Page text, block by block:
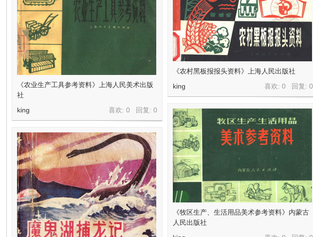
《农村黑板报报头资料》上海人民出版社
喜欢: 0 回复:0
king
《农业生产工具参考资料》上海人民美术出版
社
喜欢: 0 回复:0
king
《牧区生产、生活用品美术参考资料》内蒙古
人民出版社